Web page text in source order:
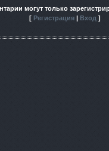
могут только
[ Регистрация Вход ]